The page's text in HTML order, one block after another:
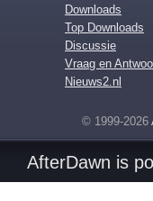
Downloads
Top Downloads
Discussie
Vraag en
Nieuws2.nl
© 1999-2026
AfterDawn is